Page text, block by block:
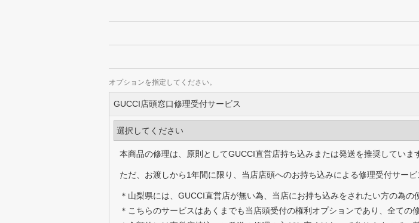
オプションを指定してください。
GUCCI店頭窓口修理受付サービス
本商品の修理は、原則としてGUCCI直営店持ち込みまたは発送を推奨していま
ただ、お渡しから1年間に限り、当店店頭へのお持ち込みによる修理受付サー
＊山梨県には、GUCCI直営店が無い為、当店にお持ち込みをされたい方の為の
＊こちらのサービスはあくまでも当店頭受付の権利オプションであり、全ての